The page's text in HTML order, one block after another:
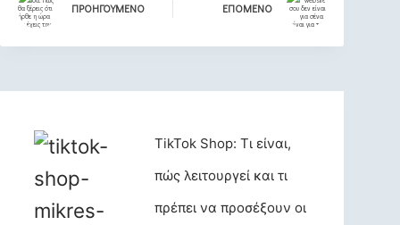
ΠΡΟΗΓΟΎΜΕΝΟ ΕΠΌΜΕΝΟ
TikTok Shop: Τι είναι,
πώς λειτουργεί και τι
πρέπει να προσέξουν οι